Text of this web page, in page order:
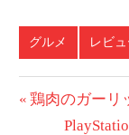
グルメ レビ
投
前
鶏肉のガーリ
次